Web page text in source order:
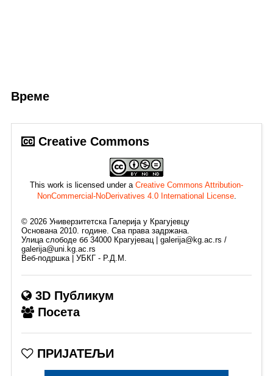
Време
Creative Commons
This work is licensed under a Creative Commons Attribution-
NonCommercial-NoDerivatives 4.0 International License.
©2026 Универзитетска Галерија у Крагујевцу
Основана 2010. године. Сва права задржана.
Улица слободе бб 34000 Крагујевац | galerija@kg.ac.rs /
galerija@uni.kg.ac.rs
Веб-подршка | УБКГ - Р.Д.М.
3D Публикум
Посета
ПРИЈАТЕЉИ